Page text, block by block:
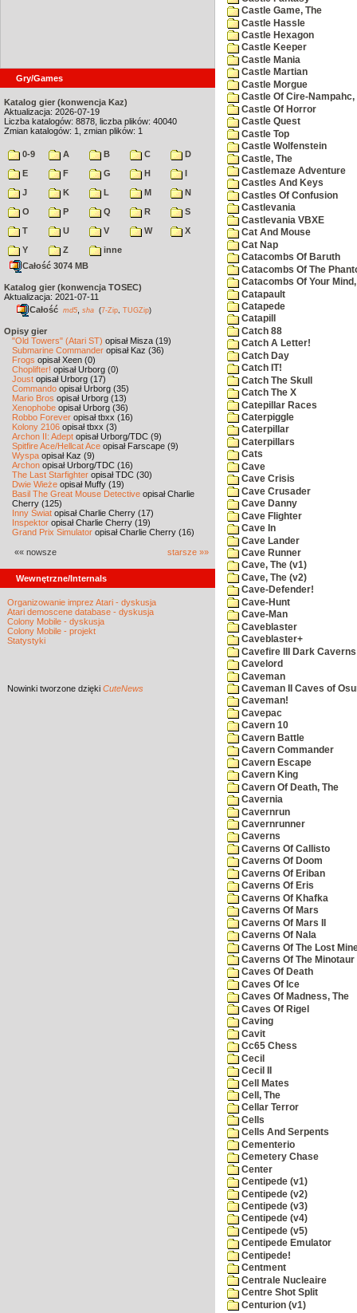
Gry/Games
Katalog gier (konwencja Kaz)
Aktualizacja: 2026-07-19
Liczba katalogów: 8878, liczba plików: 40040
Zmian katalogów: 1, zmian plików: 1
0-9 A B C
D
E
F G H
I
J
K L M
N
O
P Q R
S
T
U V W
X
Y
Z
inne
Całość 3074 MB
Katalog gier (konwencja TOSEC)
Aktualizacja: 2021-07-11
Całość md5 sha (7-Zip TUGZip)
Opisy gier
"Old Towers" (Atari ST) opisał Misza (19)
Submarine Commander opisał Kaz (36)
Frogs opisał Xeen (0)
Choplifter! opisał Urborg (0)
Joust opisał Urborg (17)
Commando opisał Urborg (35)
Mario Bros opisał Urborg (13)
Xenophobe opisał Urborg (36)
Robbo Forever opisał tbxx (16)
Kolony 2106 opisał tbxx (3)
Archon II: Adept opisał Urborg/TDC (9)
Spitfire Ace/Hellcat Ace opisał Farscape (9)
Wyspa opisał Kaz (9)
Archon opisał Urborg/TDC (16)
The Last Starfighter opisał TDC (30)
Dwie Wieże opisał Muffy (19)
Basil The Great Mouse Detective opisał Charlie
Cherry (125)
Inny Świat opisał Charlie Cherry (17)
Inspektor opisał Charlie Cherry (19)
Grand Prix Simulator opisał Charlie Cherry (16)
«« nowsze starsze »»
Wewnętrzne/Internals
Organizowanie imprez Atari - dyskusja
Atari demoscene database - dyskusja
Colony Mobile - dyskusja
Colony Mobile - projekt
Statystyki
Nowinki tworzone dzięki CuteNews
Castle Game, The
Castle Hassle
Castle Hexagon
Castle Keeper
Castle Mania
Castle Martian
Castle Morgue
Castle Of Cire-Nampahc,
Castle Of Horror
Castle Quest
Castle Top
Castle Wolfenstein
Castle, The
Castlemaze Adventure
Castles And Keys
Castles Of Confusion
Castlevania
Castlevania VBXE
Cat And Mouse
Cat Nap
Catacombs Of Baruth
Catacombs Of The
Catacombs Of Your
Catapault
Catapede
Catapill
Catch 88
Catch A Letter!
Catch Day
Catch IT!
Catch The Skull
Catch The X
Catepillar Races
Caterpiggle
Caterpillar
Caterpillars
Cats
Cave
Cave Crisis
Cave Crusader
Cave Danny
Cave Flighter
Cave In
Cave Lander
Cave Runner
Cave, The (v1)
Cave, The (v2)
Cave-Defender!
Cave-Hunt
Cave-Man
Caveblaster
Caveblaster+
Cavefire III Dark Caverns
Cavelord
Caveman
Caveman II Caves of
Caveman!
Cavepac
Cavern 10
Cavern Battle
Cavern Commander
Cavern Escape
Cavern King
Cavern Of Death, The
Cavernia
Cavernrun
Cavernrunner
Caverns
Caverns Of Callisto
Caverns Of Doom
Caverns Of Eriban
Caverns Of Eris
Caverns Of Khafka
Caverns Of Mars
Caverns Of Mars II
Caverns Of Nala
Caverns Of The Lost
Caverns Of The Minotaur
Caves Of Death
Caves Of Ice
Caves Of Madness, The
Caves Of Rigel
Caving
Cavit
Cc65 Chess
Cecil
Cecil II
Cell Mates
Cell, The
Cellar Terror
Cells
Cells And Serpents
Cementerio
Cemetery Chase
Center
Centipede (v1)
Centipede (v2)
Centipede (v3)
Centipede (v4)
Centipede (v5)
Centipede Emulator
Centipede!
Centment
Centrale Nucleaire
Centre Shot Split
Centurion (v1)